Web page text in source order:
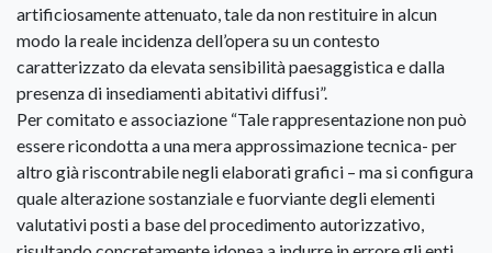
artificiosamente attenuato, tale da non restituire in alcun
modo la reale incidenza dell’opera su un contesto
caratterizzato da elevata sensibilità paesaggistica e dalla
presenza di insediamenti abitativi diffusi”.
Per comitato e associazione “Tale rappresentazione non può
essere ricondotta a una mera approssimazione tecnica- per
altro già riscontrabile negli elaborati grafici – ma si configura
quale alterazione sostanziale e fuorviante degli elementi
valutativi posti a base del procedimento autorizzativo,